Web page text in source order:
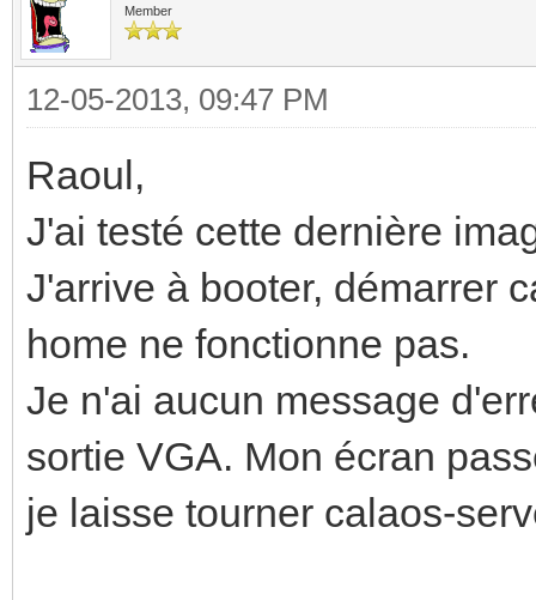
Member
12-05-2013, 09:47 PM
Raoul,
J'ai testé cette dernière
J'arrive à booter, démarrer
home ne fonctionne pas.
Je n'ai aucun message
sortie VGA. Mon écran
je laisse tourner calaos-